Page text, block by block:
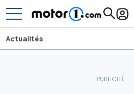
Actualités